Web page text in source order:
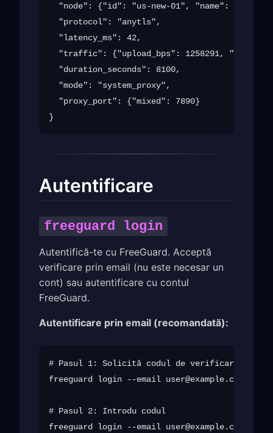
"node": {"id": "us-new-01", "name":
  "protocol": "anytls",
  "latency_ms": 42,
"traffic": {"upload_bps": 1258291,
  "duration_seconds": 8100,
  "mode": "system_proxy",
  "proxy_port": {"mixed": 7890}
Autentificare
freeguard login
Autentifică-te cu FreeGuard. Acceptă
verificare prin email (nu este necesar un
cont) sau autentificare cu contul
FreeGuard.
Autentificare prin email (recomandată):
# Pasul 1: Solicită codul de verificare
freeguard login --email user@example.com
# Pasul 2: Introdu codul
freeguard login --email user@example.com